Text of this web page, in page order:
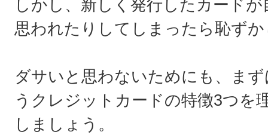
しかし、新しく発行したカード
思われたりしてしまったら恥ず
ダサいと思わないためにも、ま
うクレジットカードの特徴3つを
しましょう。